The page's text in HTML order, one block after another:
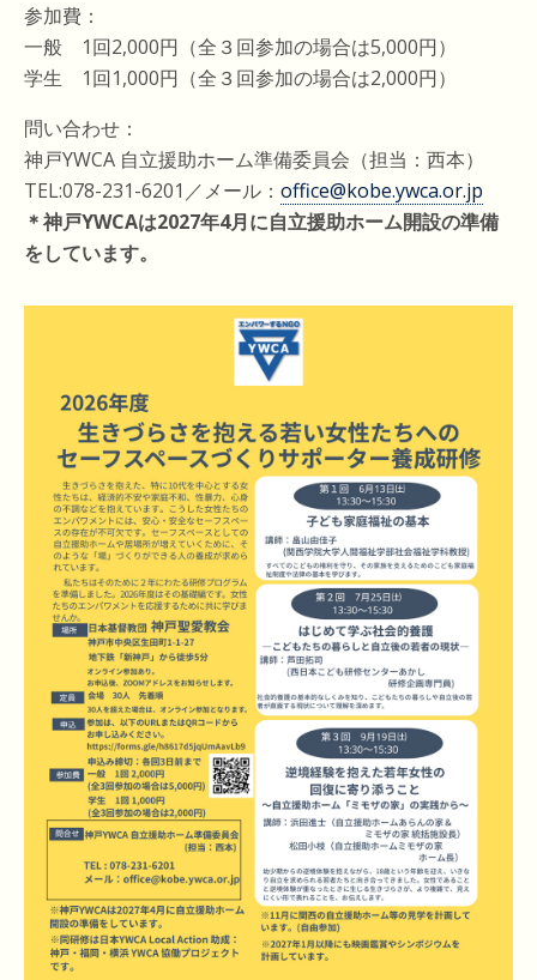
参加費：
一般 1回2,000円（全３回参加の場合は5,000円）
学生 1回1,000円（全３回参加の場合は2,000円）
問い合わせ：
神戸YWCA 自立援助ホーム準備委員会（担当：西本）
TEL:078-231-6201／メール： office@kobe.ywca.or.jp
＊神戸YWCAは2027年4月に自立援助ホーム開設の準備
をしています。